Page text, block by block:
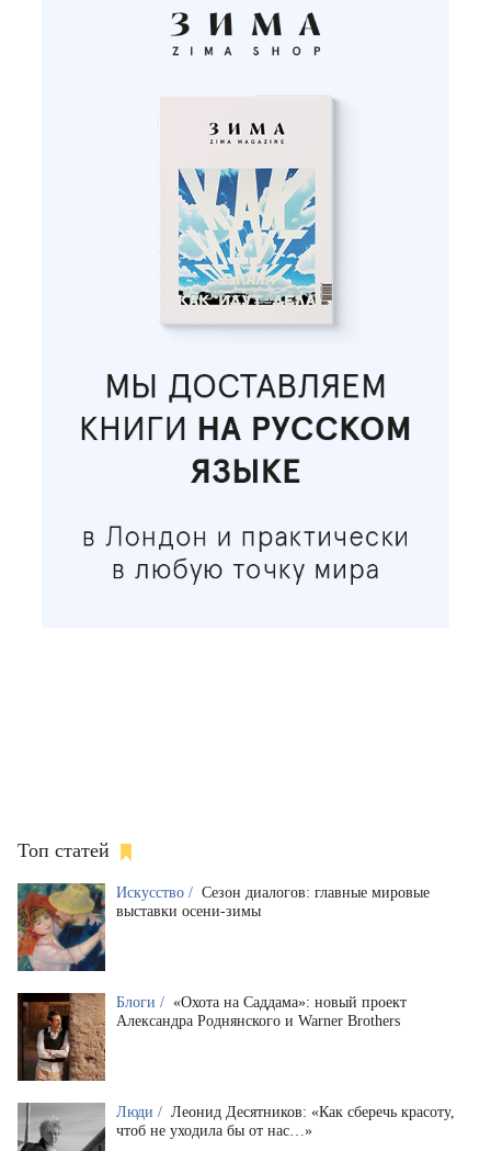
Топ статей
Искусство / Сезон диалогов: главные мировые
выставки осени-зимы
Блоги / «Охота на Саддама»: новый проект
Александра Роднянского и Warner Brothers
Люди / Леонид Десятников: «Как сберечь красоту,
чтоб не уходила бы от нас…»